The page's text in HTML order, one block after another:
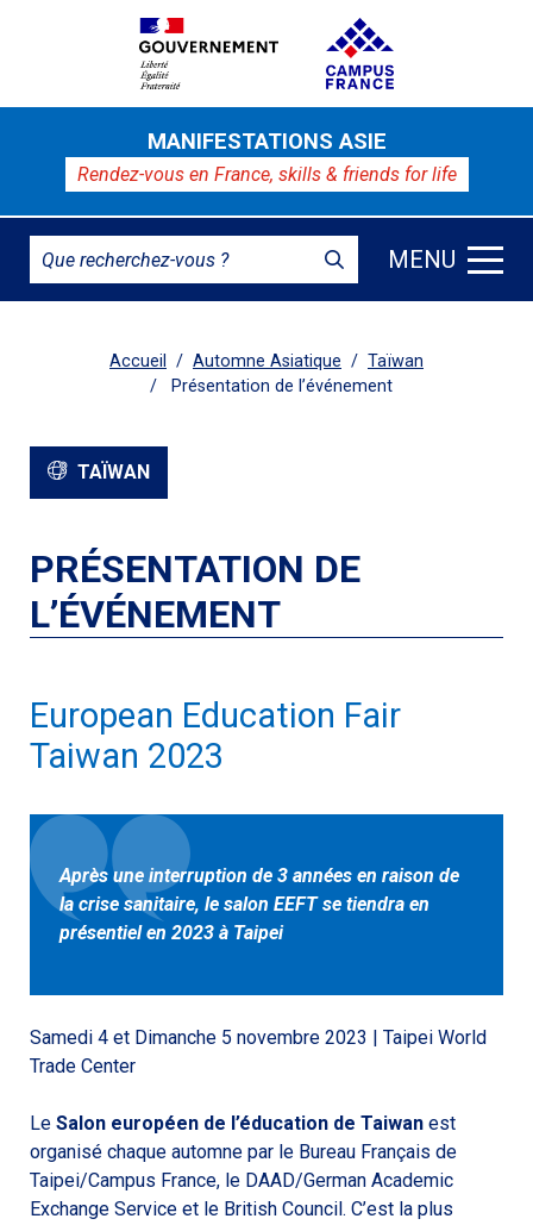
MANIFESTATIONS ASIE
Rendez-vous en France, skills & friends for life
MENU
Accueil Automne Asiatique
Taïwan
Présentation de l’événement
TAÏWAN
PRÉSENTATION DE
L’ÉVÉNEMENT
European Education Fair
Taiwan 2023
Après une interruption de 3 années en raison de
la crise sanitaire, le salon EEFT se tiendra en
présentiel en 2023 à Taipei
Samedi 4 et Dimanche 5 novembre 2023 | Taipei World
Trade Center
Le Salon européen de l’éducation de Taiwan est
organisé chaque automne par le Bureau Français de
Taipei/Campus France, le DAAD/German Academic
Exchange Service et le British Council. C’est la plus